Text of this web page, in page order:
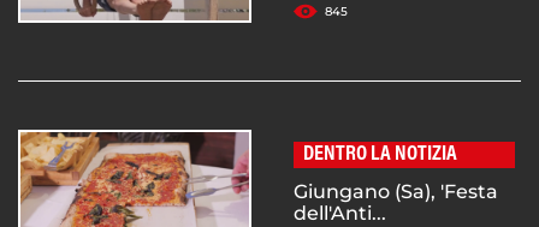
845
DENTRO LA NOTIZIA
Giungano (Sa), 'Festa
dell'Anti...